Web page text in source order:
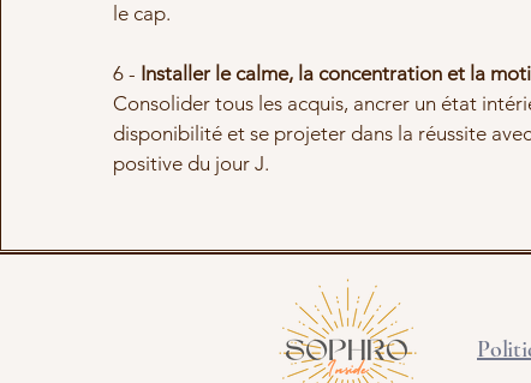
le cap.
6 - Installer le calme, la concentration et la
Consolider tous les acquis, ancrer un état
disponibilité et se projeter dans la réussite
positive du jour J.